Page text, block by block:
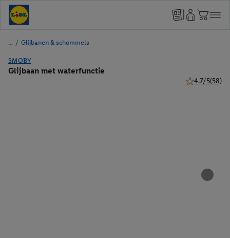
/ Glijbanen & schommels
SMOBY
Glijbaan met waterfunctie
4.7/5(58)